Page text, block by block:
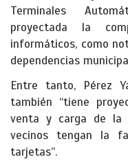
Terminales
proyectada la
informáticos, como
dependencias
Entre tanto, Pérez
también “tiene
venta y carga de la
vecinos tengan la
tarjetas”.